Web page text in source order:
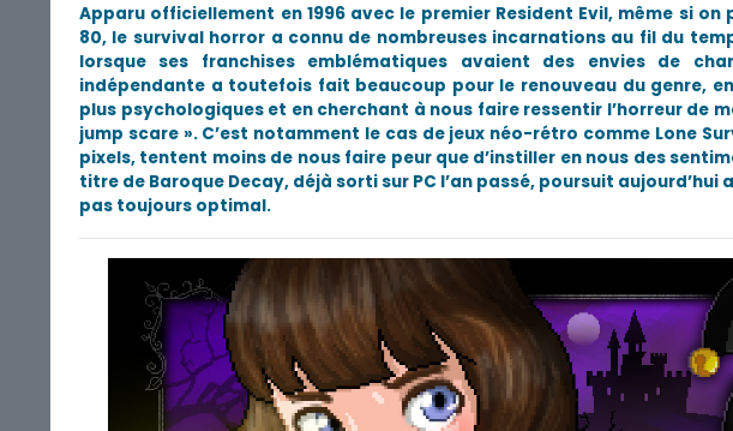
Apparu officiellement en 1996 avec le premier Resident Evil, même si
80, le survival horror a connu de nombreuses incarnations au fil du
lorsque ses franchises emblématiques avaient des envies de
indépendante a toutefois fait beaucoup pour le renouveau du genre,
plus psychologiques et en cherchant à nous faire ressentir l’horreur de
jump scare ». C’est notamment le cas de jeux néo-rétro comme Lone
pixels, tentent moins de nous faire peur que d’instiller en nous des
titre de Baroque Decay, déjà sorti sur PC l’an passé, poursuit
pas toujours optimal.